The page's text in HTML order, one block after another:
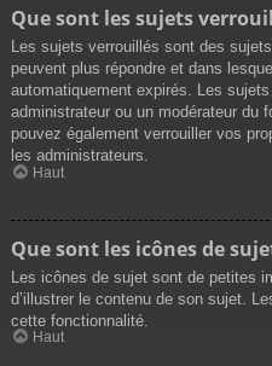
Que sont les sujets
Les sujets verrouillés sont des
peuvent plus répondre et dans
automatiquement expirés. Les
administrateur ou un modérateur du
pouvez également verrouiller vos
les administrateurs.
Haut
Que sont les icônes de
Les icônes de sujet sont de petites
d’illustrer le contenu de son sujet.
cette fonctionnalité.
Haut